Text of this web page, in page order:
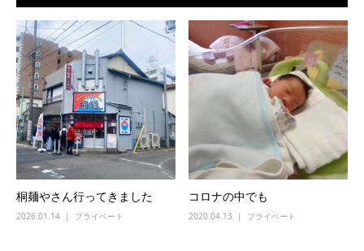
桐麺やさん行ってきました
2026.01.14 プライベート
コロナの中でも
2020.04.13 プライベート